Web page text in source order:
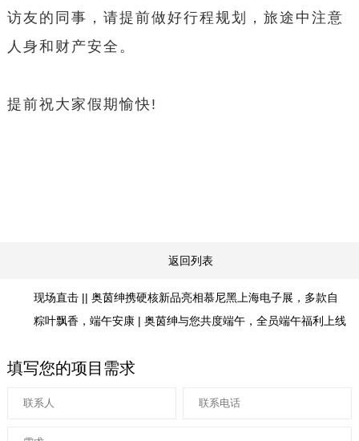
访友的同事，请提前做好行程规划，旅途中注意
人身和财产安全。
提前祝大家假期愉快!
返回列表
现场直击 || 奥茵绅携硬核新品亮相慕尼黑上海电子展，多款自
粽叶飘香，端午安康 | 奥茵绅与您共度端午，全员端午福利上线
填写您的项目需求